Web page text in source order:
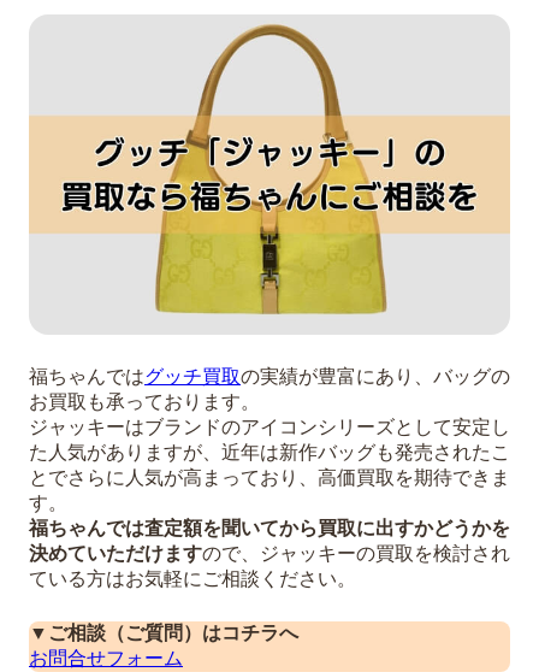
福ちゃんではグッチ買取の実績が豊富にあり、バッグの
お買取も承っております。
ジャッキーはブランドのアイコンシリーズとして安定し
た人気がありますが、近年は新作バッグも発売されたこ
とでさらに人気が高まっており、高価買取を期待できま
す。
福ちゃんでは査定額を聞いてから買取に出すかどうかを
決めていただけますので、ジャッキーの買取を検討され
ている方はお気軽にご相談ください。
▼ご相談（ご質問）はコチラへ
お問合せフォーム